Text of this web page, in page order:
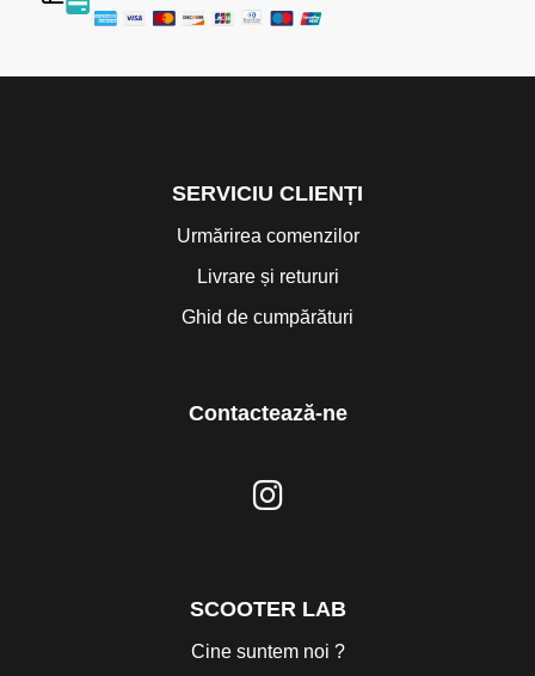
SERVICIU CLIENȚI
Urmărirea comenzilor
Livrare și retururi
Ghid de cumpărături
Contactează-ne
SCOOTER LAB
Cine suntem noi ?